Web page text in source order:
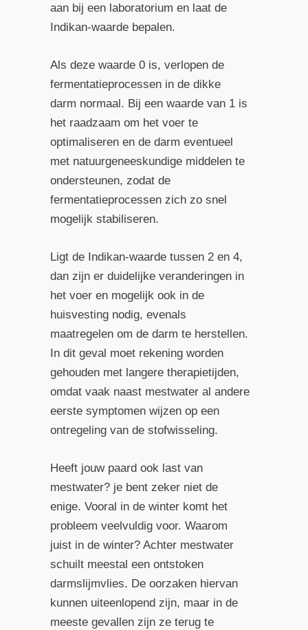
aan bij een laboratorium en laat de
Indikan-waarde bepalen.
Als deze waarde 0 is, verlopen de
fermentatieprocessen in de dikke
darm normaal. Bij een waarde van 1 is
het raadzaam om het voer te
optimaliseren en de darm eventueel
met natuurgeneeskundige middelen te
ondersteunen, zodat de
fermentatieprocessen zich zo snel
mogelijk stabiliseren.
Ligt de Indikan-waarde tussen 2 en 4,
dan zijn er duidelijke veranderingen in
het voer en mogelijk ook in de
huisvesting nodig, evenals
maatregelen om de darm te herstellen.
In dit geval moet rekening worden
gehouden met langere therapietijden,
omdat vaak naast mestwater al andere
eerste symptomen wijzen op een
ontregeling van de stofwisseling.
Heeft jouw paard ook last van
mestwater? je bent zeker niet de
enige. Vooral in de winter komt het
probleem veelvuldig voor. Waarom
juist in de winter? Achter mestwater
schuilt meestal een ontstoken
darmslijmvlies. De oorzaken hiervan
kunnen uiteenlopend zijn, maar in de
meeste gevallen zijn ze terug te